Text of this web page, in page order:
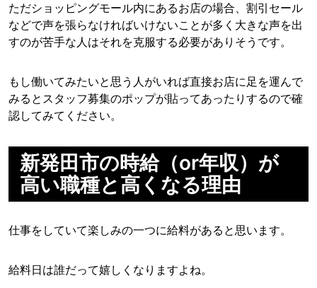
ただショッピングモール内にあるお店の場合、割引セール
などで声を張らなければいけないことが多く大きな声を出
すのが苦手な人はそれを克服する必要がありそうです。
もし働いてみたいと思う人がいれば直接お店に足を運んで
みるとスタッフ募集のポップが貼ってあったりするので確
認してみてください。
新発田市の時給（or年収）が
高い職種と高くなる理由
仕事をしていて楽しみの一つに給料があると思います。
給料日は誰だって嬉しくなりますよね。